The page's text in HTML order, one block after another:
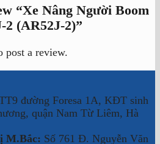
“Xe Nâng Người Boom
(AR52J-2)”
post a review.
đường Foresa 1A, KĐT sinh
quận Nam Từ Liêm, Hà
M.Bắc: Số 761 Đ. Nguyễn Văn